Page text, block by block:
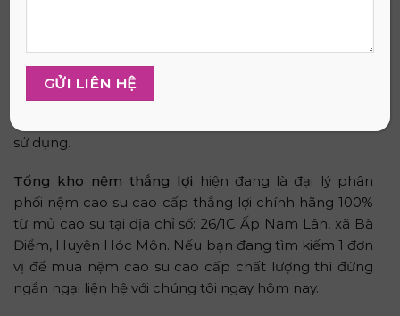
là nâng cấp chất lượng giấc ngủ mà còn là cách bạn
chăm sóc sức khỏe xương khớp lâu dài. Hãy lựa chọn
sản phẩm phù hợp với nhu cầu, ưu tiên thương hiệu
sử dụng.
Tổng kho nệm thắng lợi hiện đang là đại lý phân
phối nệm cao su cao cấp thắng lợi chính hãng 100%
từ mủ cao su tại địa chỉ số: 26/1C Ấp Nam Lân, xã Bà
Điểm, Huyện Hóc Môn. Nếu bạn đang tìm kiếm 1 đơn
vị để mua nệm cao su cao cấp chất lượng thì đừng
ngần ngại liện hệ với chúng tôi ngay hôm nay.